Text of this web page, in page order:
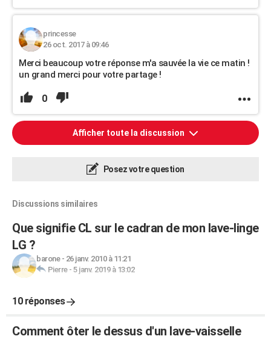
princesse
26 oct. 2017 à 09:46
Merci beaucoup votre réponse m'a sauvée la vie ce matin !
un grand merci pour votre partage !
0
Afficher toute la discussion
Posez votre question
Discussions similaires
Que signifie CL sur le cadran de mon lave-linge
LG ?
barone- 26 janv. 2010 à 11:21
Pierre- 5 janv. 2019 à 13:02
10 réponses
Comment ôter le dessus d'un lave-vaisselle